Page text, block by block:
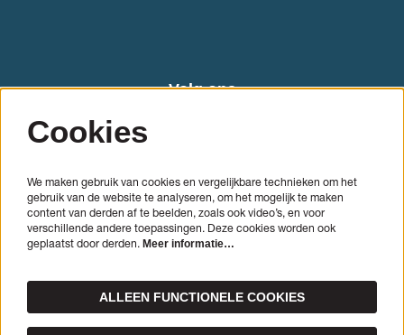
Volg ons
Cookies
We maken gebruik van cookies en vergelijkbare technieken om het
gebruik van de website te analyseren, om het mogelijk te maken
content van derden af te beelden, zoals ook video’s, en voor
verschillende andere toepassingen. Deze cookies worden ook
geplaatst door derden. Meer informatie…
ALLEEN FUNCTIONELE COOKIES